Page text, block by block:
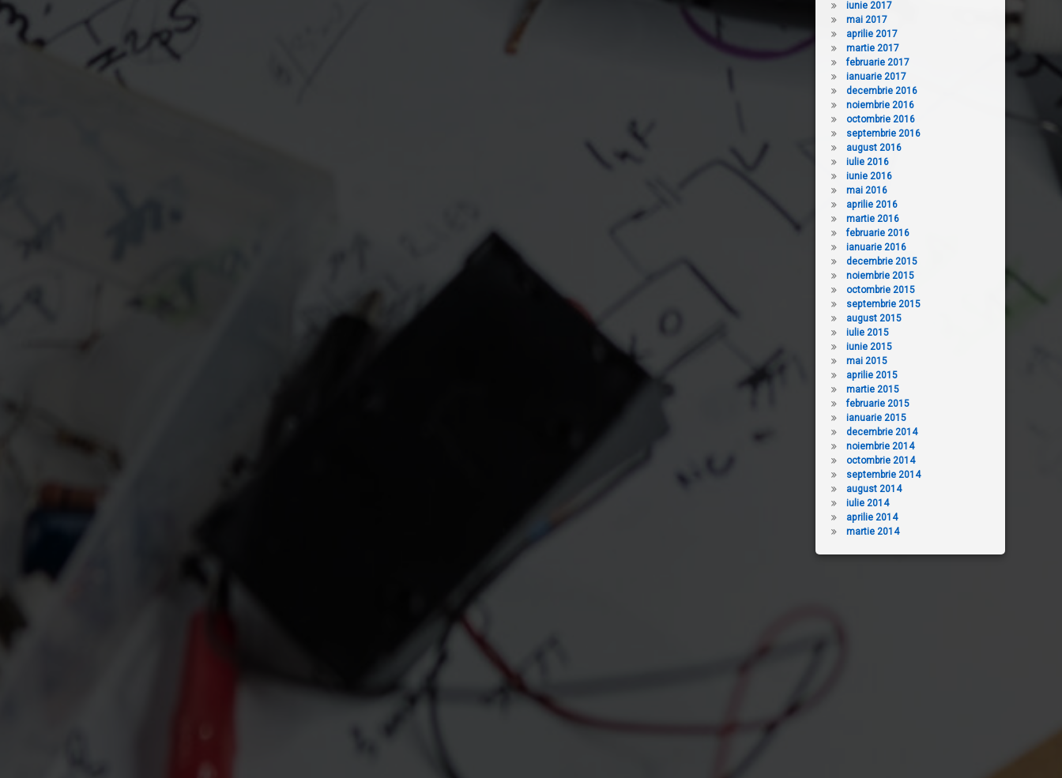
iunie 2017
mai 2017
aprilie 2017
martie 2017
februarie 2017
ianuarie 2017
decembrie 2016
noiembrie 2016
octombrie 2016
septembrie 2016
august 2016
iulie 2016
iunie 2016
mai 2016
aprilie 2016
martie 2016
februarie 2016
ianuarie 2016
decembrie 2015
noiembrie 2015
octombrie 2015
septembrie 2015
august 2015
iulie 2015
iunie 2015
mai 2015
aprilie 2015
martie 2015
februarie 2015
ianuarie 2015
decembrie 2014
noiembrie 2014
octombrie 2014
septembrie 2014
august 2014
iulie 2014
aprilie 2014
martie 2014